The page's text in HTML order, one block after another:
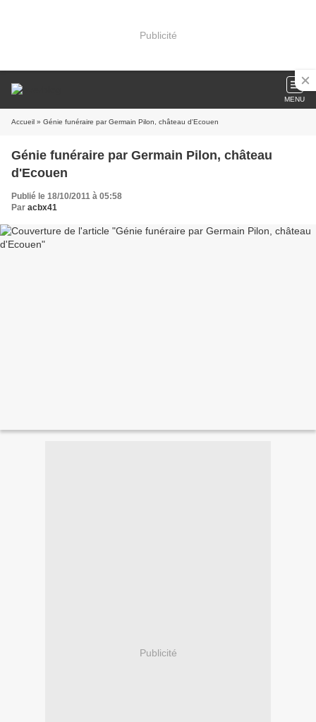
Publicité
MENU
Accueil » Génie funéraire par Germain Pilon, château d'Ecouen
Génie funéraire par Germain Pilon, château
d'Ecouen
Publié le 18/10/2011 à 05:58
Par acbx41
Publicité